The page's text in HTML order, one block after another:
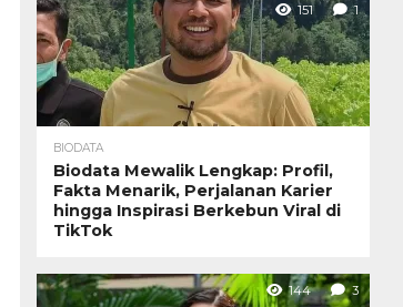
151 1
BIODATA
Biodata Mewalik Lengkap: Profil,
Fakta Menarik, Perjalanan Karier
hingga Inspirasi Berkebun Viral di
TikTok
144 3